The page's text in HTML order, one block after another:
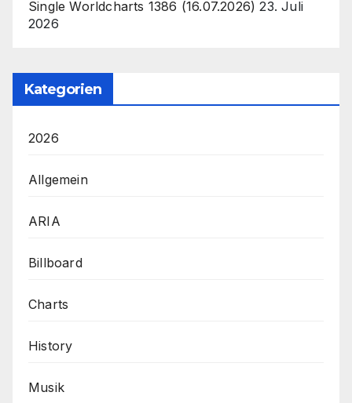
Single Worldcharts 1386 (16.07.2026) 23. Juli
2026
Kategorien
2026
Allgemein
ARIA
Billboard
Charts
History
Musik